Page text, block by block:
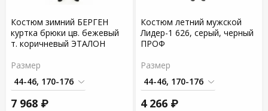
Костюм зимний БЕРГЕН
куртка брюки цв. бежевый
т. коричневый ЭТАЛОН
Размер
7 968 ₽
Костюм летний мужской
Лидер-1 626, серый, черный
ПРОФ
Размер
4 266 ₽